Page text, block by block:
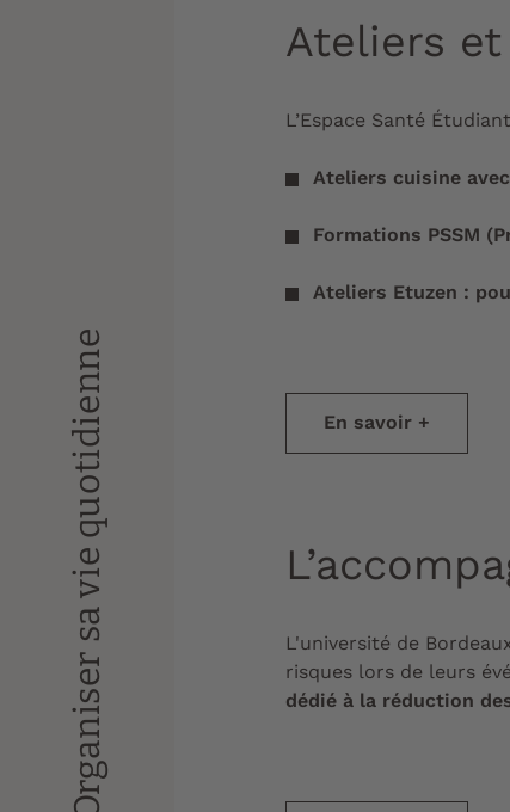
Organiser sa vie quotidienne
Ateliers
L’Espace Santé
Ateliers cuisine
Formations PSSM
Ateliers Etuzen :
En savoir +
L'université de
risques lors de leurs
dédié à la réduction